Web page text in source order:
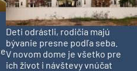
Deti odrástli, rodičia majú
bývanie presne podľa seba.
V novom dome je všetko pre
ich život i návštevy vnúčat